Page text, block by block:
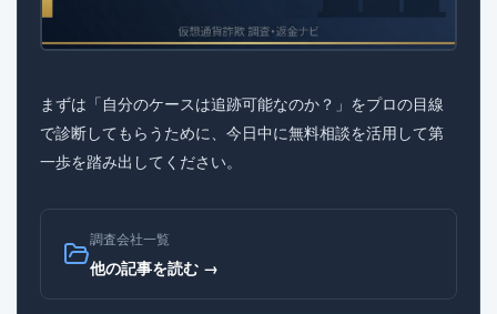
まずは「自分のケースは追跡可能なのか？」をプロの目線
で診断してもらうために、今日中に無料相談を活用して第
一歩を踏み出してください。
調査会社一覧
他の記事を読む →